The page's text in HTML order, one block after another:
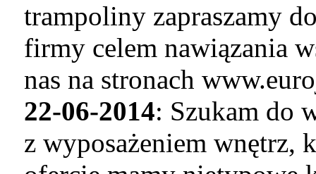
trampoliny zapraszamy
firmy celem nawiązania
nas na stronach
22-06-2014: Szukam do
z wyposażeniem